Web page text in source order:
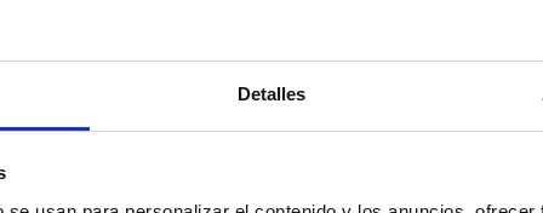
Detalles
equipo masculino de Primera